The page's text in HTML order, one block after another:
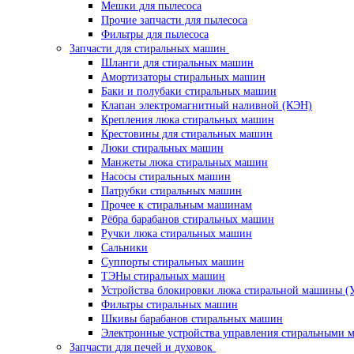
Мешки для пылесоса
Прочие запчасти для пылесоса
Фильтры для пылесоса
Запчасти для стиральных машин
Шланги для стиральных машин
Амортизаторы стиральных машин
Баки и полубаки стиральных машин
Клапан электромагнитный наливной (КЭН)
Крепления люка стиральных машин
Крестовины для стиральных машин
Люки стиральных машин
Манжеты люка стиральных машин
Насосы стиральных машин
Патрубки стиральных машин
Прочее к стиральным машинам
Рёбра барабанов стиральных машин
Ручки люка стиральных машин
Сальники
Суппорты стиральных машин
ТЭНы стиральных машин
Устройства блокировки люка стиральной машины
Фильтры стиральных машин
Шкивы барабанов стиральных машин
Электронные устройства управления стиральными
Запчасти для печей и духовок